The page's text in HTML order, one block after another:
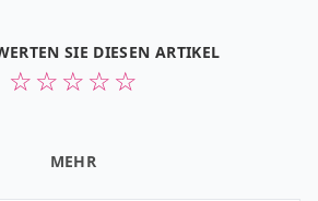
SIE DIESEN ARTIKEL
☆
☆
☆
☆
☆
MEHR